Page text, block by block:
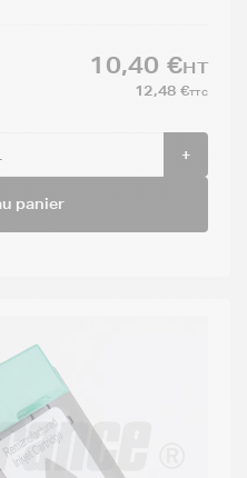
10,40 €HT
12,48 €TTC
+
panier